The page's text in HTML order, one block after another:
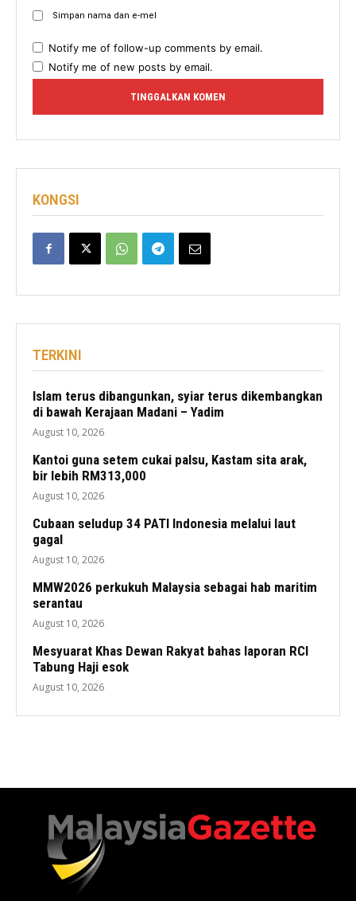
Simpan nama dan e-mel
Notify me of follow-up comments by email.
Notify me of new posts by email.
KONGSI
TERKINI
Islam terus dibangunkan, syiar terus dikembangkan
di bawah Kerajaan Madani – Yadim
August 10, 2026
Kantoi guna setem cukai palsu, Kastam sita arak,
bir lebih RM313,000
August 10, 2026
Cubaan seludup 34 PATI Indonesia melalui laut
gagal
August 10, 2026
MMW2026 perkukuh Malaysia sebagai hab maritim
serantau
August 10, 2026
Mesyuarat Khas Dewan Rakyat bahas laporan RCI
Tabung Haji esok
August 10, 2026